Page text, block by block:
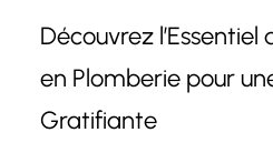
Découvrez
en Plomberie pour
Gratifiante